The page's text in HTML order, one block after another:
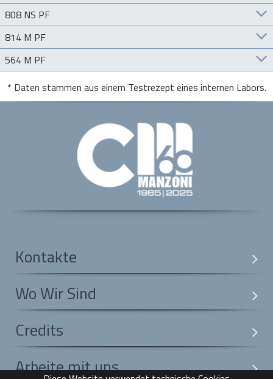
808 NS PF
814 M PF
564 M PF
* Daten stammen aus einem Testrezept eines internen Labors.
Kontakte
Wo Wir Sind
Credits
Arbeite mit uns